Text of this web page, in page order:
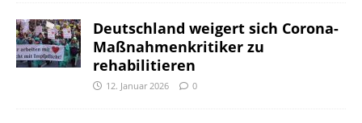
Deutschland weigert sich Corona-
Maßnahmenkritiker zu
rehabilitieren
12. Januar 2026 0